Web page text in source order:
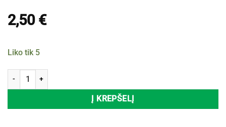
2,50 €
Liko tik 5
produkto kiekis: Padėklas, Ø33 cm
Į KREPŠELĮ